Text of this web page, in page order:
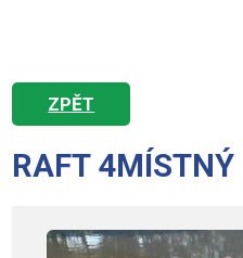
ZPĚT
RAFT 4MÍSTNÝ